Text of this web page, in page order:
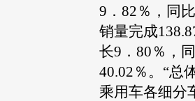
9．82％，同
销量完成
长9．80％，
40.02％。“总
乘用车各细分